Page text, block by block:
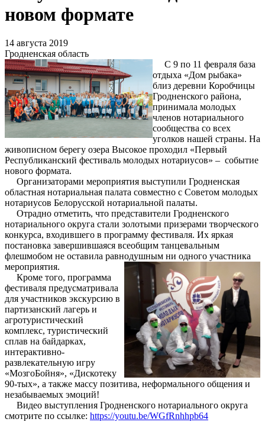
новом формате
14 августа 2019
Гродненская область
С 9 по 11 февраля база
отдыха «Дом рыбака»
близ деревни Коробчицы
Гродненского района,
принимала молодых
членов нотариального
сообщества со всех
уголков нашей страны. На
живописном берегу озера Высокое проходил «Первый
Республиканский фестиваль молодых нотариусов» – событие
нового формата.
Организаторами мероприятия выступили Гродненская
областная нотариальная палата совместно с Советом молодых
нотариусов Белорусской нотариальной палаты.
Отрадно отметить, что представители Гродненского
нотариального округа стали золотыми призерами творческого
конкурса, входившего в программу фестиваля. Их яркая
постановка завершившаяся всеобщим танцевальным
флешмобом не оставила равнодушным ни одного участника
мероприятия.
Кроме того, программа
фестиваля предусматривала
для участников экскурсию в
партизанский лагерь и
агротуристический
комплекс, туристический
сплав на байдарках,
интерактивно-
развлекательную игру
«МозгоБойня», «Дискотеку
90-тых», а также массу позитива, неформального общения и
незабываемых эмоций!
Видео выступления Гродненского нотариального округа
смотрите по ссылке: https://youtu.be/WGfRnhhpb64